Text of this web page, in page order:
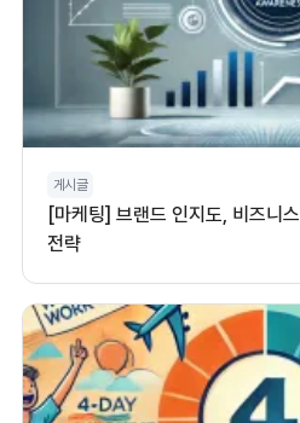
게시글
[마케팅] 브랜드 인지도, 비즈니
전략